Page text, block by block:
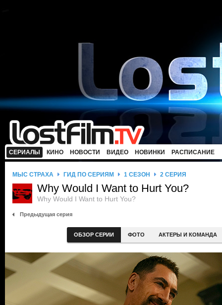
СЕРИАЛЫ КИНО НОВОСТИ ВИДЕО НОВИНКИ РАСПИСАНИЕ
МЫС СТРАХА ГИД ПО СЕРИЯМ 1 СЕЗОН 2 СЕРИЯ
Why Would I Want to Hurt You?
Why Would I Want to Hurt You?
Предыдущая серия
ОБЗОР СЕРИИ ФОТО АКТЕРЫ И КОМАНДА